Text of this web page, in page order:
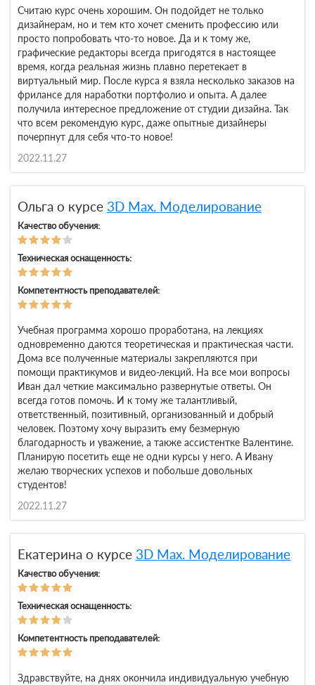
Считаю курс очень хорошим. Он подойдет не только
дизайнерам, но и тем кто хочет сменить профессию или
просто попробовать что-то новое. Да и к тому же,
графические редакторы всегда пригодятся в настоящее
время, когда реальная жизнь плавно перетекает в
виртуальный мир. После курса я взяла несколько заказов на
фрилансе для наработки портфолио и опыта. А далее
получила интересное предложение от студии дизайна. Так
что всем рекомендую курс, даже опытные дизайнеры
почерпнут для себя что-то новое!
2022.11.27
Ольга о курсе 3D Max. Моделирование
Качество обучения:
Техническая оснащенность:
Компетентность преподавателей:
Учебная программа хорошо проработана, на лекциях
одновременно даются теоретическая и практическая части.
Дома все полученные материалы закрепляются при
помощи практикумов и видео-лекций. На все мои вопросы
Иван дал четкие максимально развернутые ответы. Он
всегда готов помочь. И к тому же талантливый,
ответственный, позитивный, организованный и добрый
человек. Поэтому хочу выразить ему безмерную
благодарность и уважение, а также ассистентке Валентине.
Планирую посетить еще не одни курсы у него. А Ивану
желаю творческих успехов и побольше довольных
студентов!
2022.11.27
Екатерина о курсе 3D Max. Моделирование
Качество обучения:
Техническая оснащенность:
Компетентность преподавателей:
Здравствуйте, на днях окончила индивидуальную учебную